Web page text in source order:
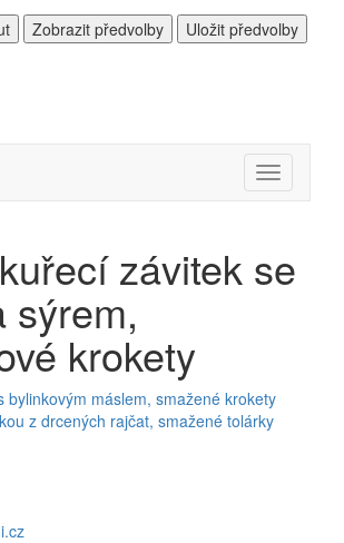
Zobrazit předvolby
Uložit předvolby
Menu
závitek se
sýrem,
krokety
bylinkovým máslem, smažené krokety
z drcených rajčat, smažené tolárky